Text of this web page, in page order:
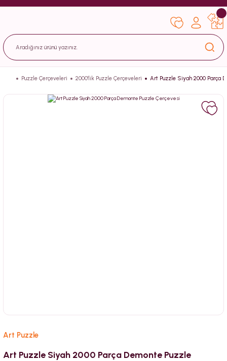
Puzzle Çerçeveleri 2000'lik Puzzle Çerçeveleri Art Puzzle Siyah 2000 Parça
Art Puzzle
Art Puzzle Siyah 2000 Parça Demonte Puzzle